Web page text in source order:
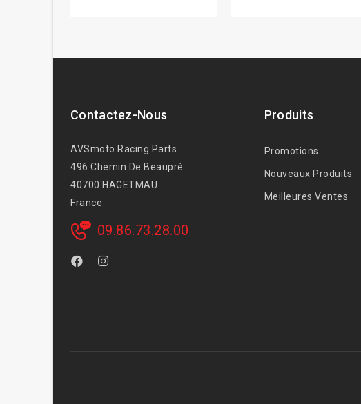
Contactez-Nous
AVSmoto Racing Parts
496 Chemin De Beaupré
40700 HAGETMAU
France
09.86.73.28.00
Produits
Promotions
Nouveaux Produits
Meilleures Ventes